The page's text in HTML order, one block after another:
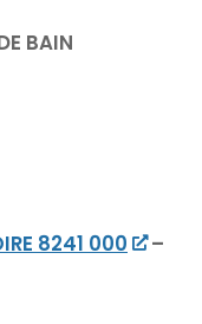
BAIN
8241 000
–